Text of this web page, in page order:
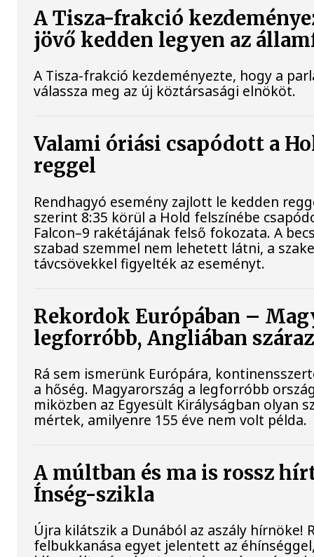
A Tisza-frakció
jövő kedden legyen az
A Tisza-frakció kezdeményezte, hogy a
válassza meg az új köztársasági elnököt.
Valami óriási csapódott a
reggel
Rendhagyó esemény zajlott le kedden
szerint 8:35 körül a Hold felszínébe
Falcon–9 rakétájának felső fokozata. A
szabad szemmel nem lehetett látni, a
távcsövekkel figyelték az eseményt.
Rekordok Európában –
legforróbb, Angliában
Rá sem ismerünk Európára,
a hőség. Magyarország a legforróbb
miközben az Egyesült Királyságban olyan
mértek, amilyenre 155 éve nem volt példa.
A múltban és ma is rossz
Ínség-szikla
Újra kilátszik a Dunából az aszály hírnöke!
felbukkanása egyet jelentett az